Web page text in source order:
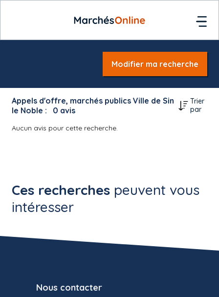
Modifier ma recherche
Appels d'offre, marchés publics Ville de Sin
le Noble :
0 avis
Trier
par
Aucun avis pour cette recherche.
Ces recherches peuvent vous
intéresser
Nous contacter